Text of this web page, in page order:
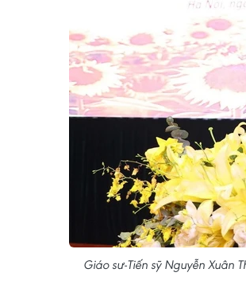
Giáo sư-Tiến sỹ Nguyễn